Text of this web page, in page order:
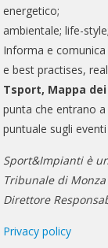
energetico;
ambientale; life-
Informa e
e best practises,
Tsport, Mappa
punta che entrano
puntuale sugli
Sport&Impianti è
Tribunale di Monza
Direttore
Privacy policy